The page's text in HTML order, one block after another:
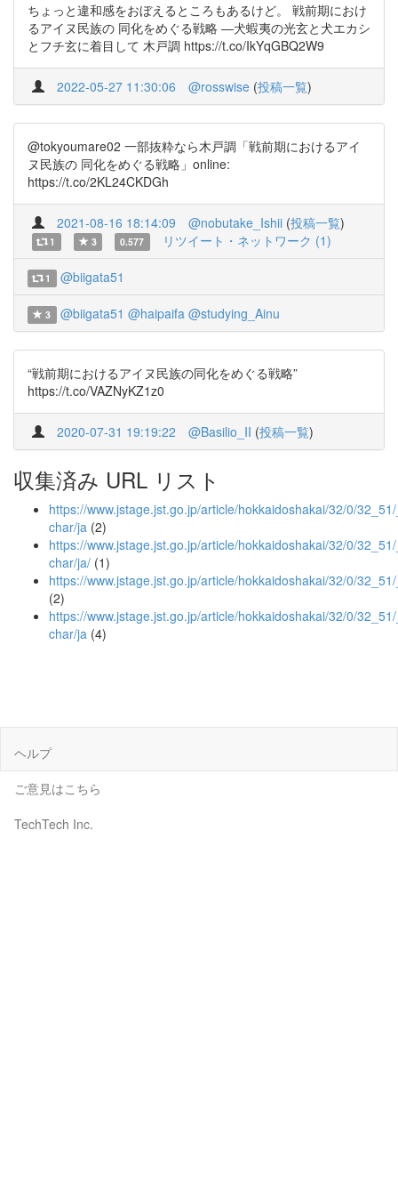
ちょっと違和感をおぼえるところもあるけど。 戦前期におけ
るアイヌ民族の 同化をめぐる戦略 ―犬蝦夷の光玄と犬エカシ
とフチ玄に着目して 木戸調 https://t.co/IkYqGBQ2W9
2022-05-27 11:30:06 @rosswise (投稿一覧)
@tokyoumare02 一部抜粋なら木戸調「戦前期におけるアイ
ヌ民族の 同化をめぐる戦略」online:
https://t.co/2KL24CKDGh
2021-08-16 18:14:09 @nobutake_Ishii (投稿一覧)
1 3 0.577 リツイート・ネットワーク (1)
1 @biigata51
3 @biigata51 @haipaifa @studying_Ainu
“戦前期におけるアイヌ民族の同化をめぐる戦略”
https://t.co/VAZNyKZ1z0
2020-07-31 19:19:22 @Basilio_II (投稿一覧)
収集済み URL リスト
https://www.jstage.jst.go.jp/article/hokkaidoshakai/32/0/
char/ja (2)
https://www.jstage.jst.go.jp/article/hokkaidoshakai/32/0/
char/ja/ (1)
https://www.jstage.jst.go.jp/article/hokkaidoshakai/32/0/
(2)
https://www.jstage.jst.go.jp/article/hokkaidoshakai/32/0/
char/ja (4)
ヘルプ
ご意見はこちら
TechTech Inc.